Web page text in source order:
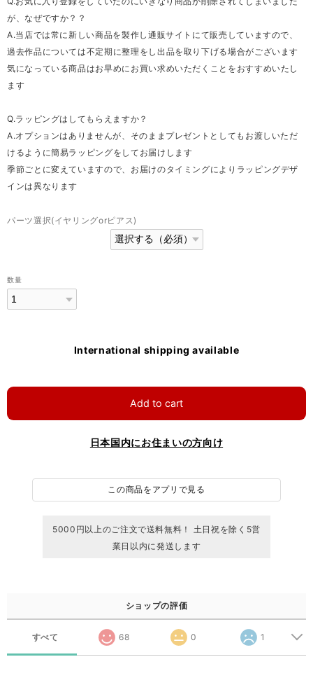
が、なぜですか？？
A.当店では常に新しい商品を製作し通販サイトにて販売していますので、
過去作品については不定期に整理をし出品を取り下げる場合がございます
気になっている商品はお早めにお買い求めいただくことをおすすめいたし
ます
Q.ラッピングはしてもらえますか？
A.オプションはありませんが、そのままプレゼントとしてもお渡しいただ
けるように簡易ラッピングをしてお届けします
季節ごとに変えていますので、お届けのタイミングによりラッピングデザ
インは異なります
パーツ選択(イヤリングorピアス)
数量
International shipping available
Add to cart
日本国内にお住まいの方向け
この商品をアプリで見る
5000円以上のご注文で送料無料！ 土日祝を除く5営
業日以内に発送します
ショップの評価
すべて 68 0 1